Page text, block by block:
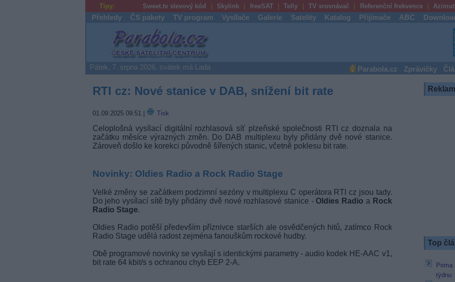
Tipy: Sweet.tv slevový kód Skylink freeSAT Telly TV srovnávač Referenční frekvence
Přehledy ČS pakety TV program Vysílače Galerie Satelity Katalog Přijímače ABC
Parabola.cz
Pátek, 7. srpna 2026, svátek má Lada Parabola.cz Zprávičky
RTI cz: Nové stanice v DAB, snížení bit rate
01.09.2025 09:51 Tisk
Celoplošná vysílací digitální rozhlasová síť plzeňské společnosti RTI cz doznala na
začátku měsíce výrazných změn. Do DAB multiplexu byly přidány dvě nové stanice.
Zároveň došlo ke korekci původně šířených stanic, včetně poklesu bit rate.
Novinky: Oldies Radio a Rock Radio Stage
Velké změny se začátkem podzimní sezóny v multiplexu C operátora RTI cz jsou tady.
Do jeho vysílací sítě byly přidány dvě nové rozhlasové stanice - Oldies Radio a Rock
Radio Stage.
Oldies Radio potěší především příznivce starších ale osvědčených hitů, zatímco Rock
Radio Stage udělá radost zejména fanouškům rockové hudby.
Obě programové novinky se vysílají s identickými parametry - audio kodek HE-AAC v1,
bit rate 64 kbit/s s ochranou chyb EEP 2-A.
Top
týdnu